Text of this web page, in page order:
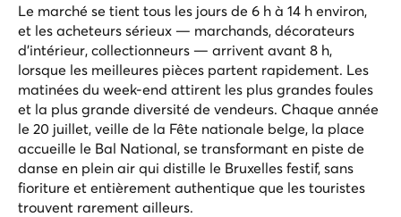
Le marché se tient tous les jours de 6 h à 14 h environ,
et les acheteurs sérieux — marchands, décorateurs
d'intérieur, collectionneurs — arrivent avant 8 h,
lorsque les meilleures pièces partent rapidement. Les
matinées du week-end attirent les plus grandes foules
et la plus grande diversité de vendeurs. Chaque année
le 20 juillet, veille de la Fête nationale belge, la place
accueille le Bal National, se transformant en piste de
danse en plein air qui distille le Bruxelles festif, sans
fioriture et entièrement authentique que les touristes
trouvent rarement ailleurs.